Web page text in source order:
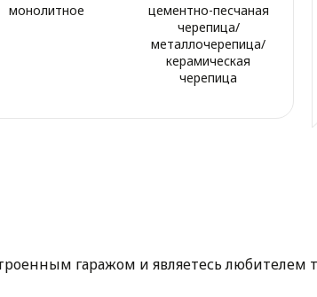
монолитное
цементно-песчаная
черепица/
металлочерепица/
керамическая
черепица
гаражом и являетесь любителем